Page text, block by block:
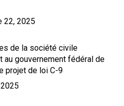
22, 2025
de la société civile
au gouvernement fédéral de
projet de loi C-9